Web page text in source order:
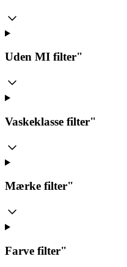
Uden MI filter"
Vaskeklasse filter"
Mærke filter"
Farve filter"